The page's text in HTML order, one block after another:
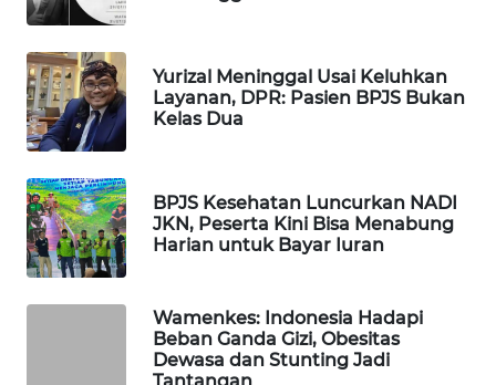
Yurizal Meninggal Usai Keluhkan
Layanan, DPR: Pasien BPJS Bukan
Kelas Dua
BPJS Kesehatan Luncurkan NADI
JKN, Peserta Kini Bisa Menabung
Harian untuk Bayar Iuran
Wamenkes: Indonesia Hadapi
Beban Ganda Gizi, Obesitas
Dewasa dan Stunting Jadi
LABUANBAJO
WN
BORNEO
Wahana
Group
WAHANA
NEWS